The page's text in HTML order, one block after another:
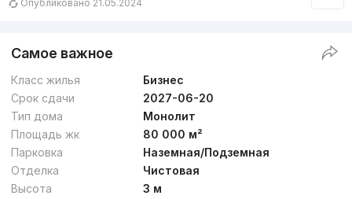
Опубликовано 21.05.2024
Самое важное
Класс жилья
Бизнес
Срок сдачи
2027-06-20
Тип дома
Монолит
Площадь жк
80 000 м²
Парковка
Наземная/Подземная
Отделка
Чистовая
Высота
3 м